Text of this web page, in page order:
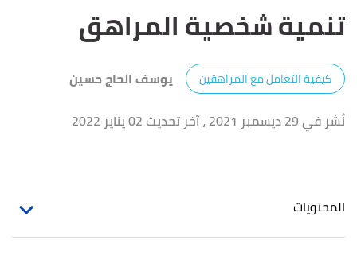
تنمية شخصية المراهق
كيفية التعامل مع المراهقين
يوسف الحاج حسين
نُشر في 29 ديسمبر 2021
، آخر تحديث 02 يناير 2022
المحتويات